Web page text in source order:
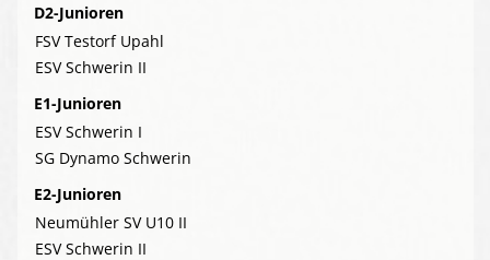
D2-Junioren
FSV Testorf Upahl
ESV Schwerin II
E1-Junioren
ESV Schwerin I
SG Dynamo Schwerin
E2-Junioren
Neumühler SV U10 II
ESV Schwerin II